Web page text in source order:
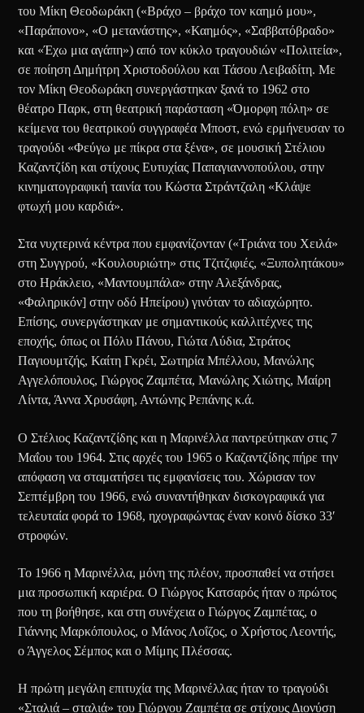
του Μίκη Θεοδωράκη («Βράχο – βράχο τον καημό μου»,
«Παράπονο», «Ο μετανάστης», «Καημός», «Σαββατόβραδο»
και «Έχω μια αγάπη») από τον κύκλο τραγουδιών «Πολιτεία»,
σε ποίηση Δημήτρη Χριστοδούλου και Τάσου Λειβαδίτη. Με
τον Μίκη Θεοδωράκη συνεργάστηκαν ξανά το 1962 στο
θέατρο Παρκ, στη θεατρική παράσταση «Όμορφη πόλη» σε
κείμενα του θεατρικού συγγραφέα Μποστ, ενώ ερμήνευσαν το
τραγούδι «Φεύγω με πίκρα στα ξένα», σε μουσική Στέλιου
Καζαντζίδη και στίχους Ευτυχίας Παπαγιαννοπούλου, στην
κινηματογραφική ταινία του Κώστα Στράντζαλη «Κλάψε
φτωχή μου καρδιά».
Στα νυχτερινά κέντρα που εμφανίζονταν («Τριάνα του Χειλά»
στη Συγγρού, «Κουλουριώτη» στις Τζιτζιφιές, «Ξυπολητάκου»
στο Ηράκλειο, «Μαντουμπάλα» στην Αλεξάνδρας,
«Φαληρικόν] στην οδό Ηπείρου) γινόταν το αδιαχώρητο.
Επίσης, συνεργάστηκαν με σημαντικούς καλλιτέχνες της
εποχής, όπως οι Πόλυ Πάνου, Γιώτα Λύδια, Στράτος
Παγιουμτζής, Καίτη Γκρέι, Σωτηρία Μπέλλου, Μανώλης
Αγγελόπουλος, Γιώργος Ζαμπέτα, Μανώλης Χιώτης, Μαίρη
Λίντα, Άννα Χρυσάφη, Αντώνης Ρεπάνης κ.ά.
Ο Στέλιος Καζαντζίδης και η Μαρινέλλα παντρεύτηκαν στις 7
Μαΐου του 1964. Στις αρχές του 1965 ο Καζαντζίδης πήρε την
απόφαση να σταματήσει τις εμφανίσεις του. Χώρισαν τον
Σεπτέμβρη του 1966, ενώ συναντήθηκαν δισκογραφικά για
τελευταία φορά το 1968, ηχογραφώντας έναν κοινό δίσκο 33′
στροφών.
Το 1966 η Μαρινέλλα, μόνη της πλέον, προσπαθεί να στήσει
μια προσωπική καριέρα. Ο Γιώργος Κατσαρός ήταν ο πρώτος
που τη βοήθησε, και στη συνέχεια ο Γιώργος Ζαμπέτας, ο
Γιάννης Μαρκόπουλος, ο Μάνος Λοΐζος, ο Χρήστος Λεοντής,
ο Άγγελος Σέμπος και ο Μίμης Πλέσσας.
Η πρώτη μεγάλη επιτυχία της Μαρινέλλας ήταν το τραγούδι
«Σταλιά – σταλιά» του Γιώργου Ζαμπέτα σε στίχους Διονύση